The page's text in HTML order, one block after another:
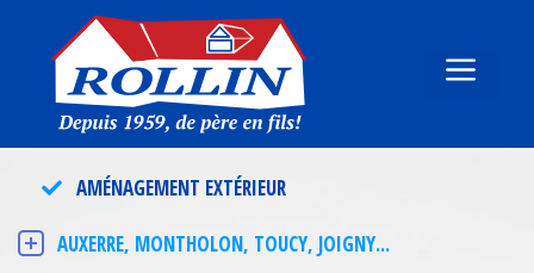
contenu
MENU
AMÉNAGEMENT EXTÉRIEUR
AUXERRE, MONTHOLON, TOUCY, JOIGNY...